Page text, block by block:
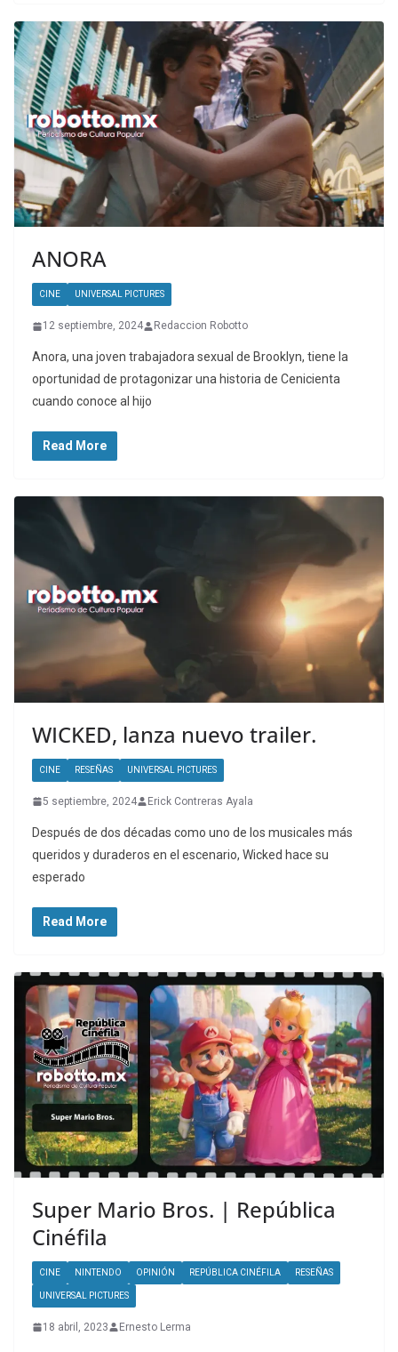
ANORA
CINE UNIVERSAL PICTURES
12 septiembre, 2024 Redaccion Robotto
Anora, una joven trabajadora sexual de Brooklyn, tiene la
oportunidad de protagonizar una historia de Cenicienta
cuando conoce al hijo
Read More
WICKED, lanza nuevo trailer.
CINE RESEÑAS UNIVERSAL PICTURES
5 septiembre, 2024 Erick Contreras Ayala
Después de dos décadas como uno de los musicales más
queridos y duraderos en el escenario, Wicked hace su
esperado
Read More
Super Mario Bros. | República
Cinéfila
CINE NINTENDO OPINIÓN REPÚBLICA CINÉFILA RESEÑAS
UNIVERSAL PICTURES
18 abril, 2023 Ernesto Lerma